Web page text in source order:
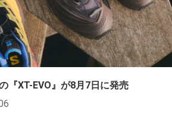
『XT-EVO』が8月7日に発売